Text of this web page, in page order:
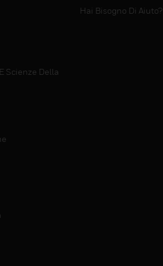
Scienze Della
Hai Bisogno Di Aiuto?